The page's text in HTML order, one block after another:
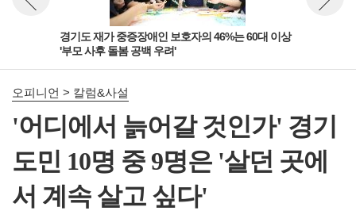
경기도 재가 중증장애인 보호자의 46%는 60대 이상
'부모 사후 돌봄 공백 우려'
뉴스 이전보기
오피니언 > 칼럼&사설
'어디에서 늙어갈 것인가' 경기
도민 10명 중 9명은 '살던 곳에
서 계속 살고 싶다'